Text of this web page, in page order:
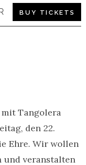
BUY TICKETS
mit Tangolera
den 22.
Ehre. Wir wollen
und veranstalten